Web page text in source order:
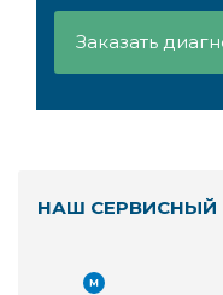
Заказать
НАШ СЕРВИСНЫЙ